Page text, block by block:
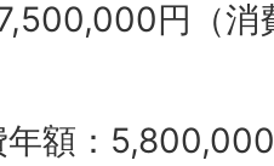
円（消
年額：